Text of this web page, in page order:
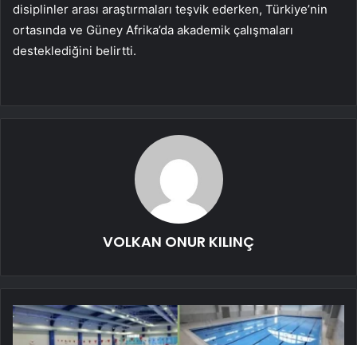
disiplinler arası araştırmaları teşvik ederken, Türkiye’nin
ortasında ve Güney Afrika’da akademik çalışmaları
desteklediğini belirtti.
VOLKAN ONUR KILINÇ